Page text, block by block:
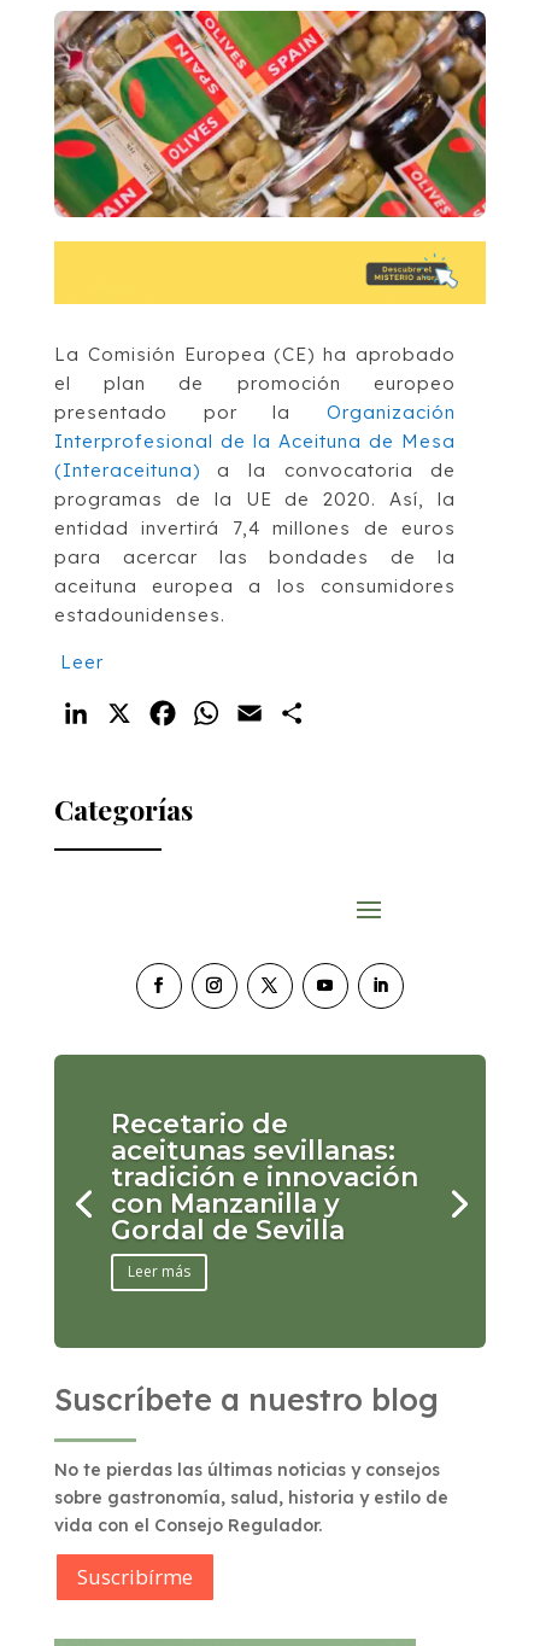
La Comisión Europea (CE) ha aprobado
el plan de promoción europeo
presentado por laOrganización
Interprofesional de la Aceituna de Mesa
(Interaceituna) a la convocatoria de
programas de la UE de 2020. Así, la
entidad invertirá 7,4 millones de euros
para acercar las bondades de la
aceituna europea a los consumidores
estadounidenses.
Leer
LinkedIn FacebookWhatsApp
Email
Categorías
Recetario de
aceitunas sevillanas:
tradición e innovación
con Manzanilla y
Gordal de Sevilla
Leer más
Suscríbete a nuestro blog
No te pierdas las últimas noticias y consejos
sobre gastronomía, salud, historia y estilo de
vida con el Consejo Regulador.
Suscribírme